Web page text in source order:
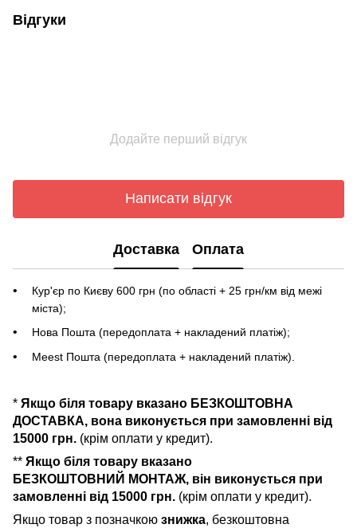
Відгуки
Додайте перший відгук
Написати відгук
Доставка Оплата
Кур'єр по Києву 600 грн (по області + 25 грн/км від межі
міста);
Нова Пошта (передоплата + накладений платіж);
Meest Пошта (передоплата + накладений платіж).
* Якщо біля товару вказано БЕЗКОШТОВНА
ДОСТАВКА, вона виконується при замовленні від
15000 грн. (крім оплати у кредит).
** Якщо біля товару вказано
БЕЗКОШТОВНИЙ МОНТАЖ, він виконується при
замовленні від 15000 грн. (крім оплати у кредит).
Якщо товар з позначкою знижка, безкоштовна